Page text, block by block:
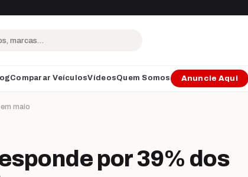
Comparar VeículosVídeosQuem Somos Anuncie Aqui
maio
por 39% dos